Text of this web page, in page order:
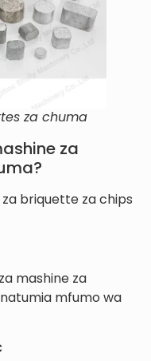
za chuma
za
za briquette za chips
mashine za
mfumo wa